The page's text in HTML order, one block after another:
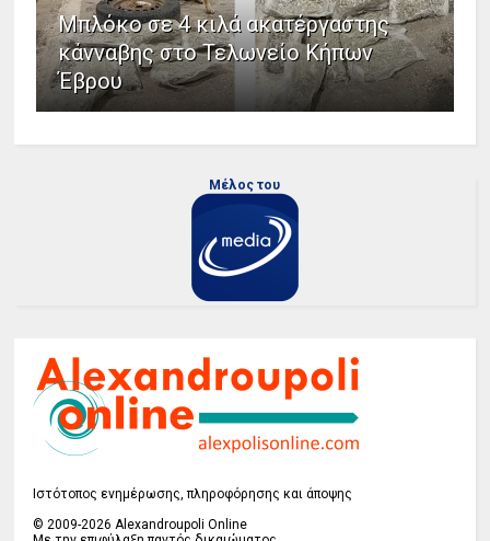
Μπλόκο σε 4 κιλά ακατέργαστης
κάνναβης στο Τελωνείο Κήπων
Έβρου
Μέλος του
Ιστότοπος ενημέρωσης, πληροφόρησης και άποψης
© 2009-2026 Alexandroupoli Online